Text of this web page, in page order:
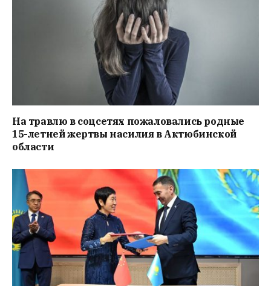
На травлю в соцсетях пожаловались родные
15-летней жертвы насилия в Актюбинской
области